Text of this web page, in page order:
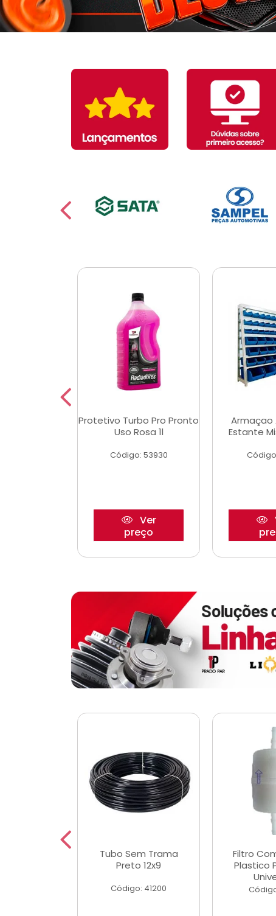
Protetivo Turbo Pro Pronto
Uso Rosa 1l
Código: 53930
Ver
preço
Armaçao
Estante
Tubo Sem Trama
Preto 12x9
Código: 41200
Filtro
Plastico